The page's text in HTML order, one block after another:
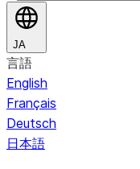
JA
言語
English
Français
Deutsch
日本語